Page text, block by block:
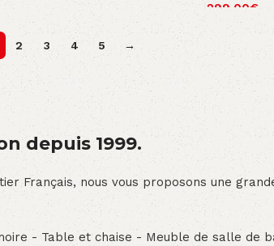
299.00€
2 3 4 5 →
depuis 1999.
Français, nous vous proposons une
- Table et chaise - Meuble de salle de